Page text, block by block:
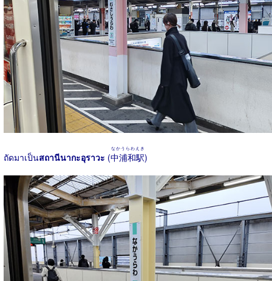
ถัดมาเป็นสถานีนากะอุราวะ (中浦和駅
なかうらわえき
)